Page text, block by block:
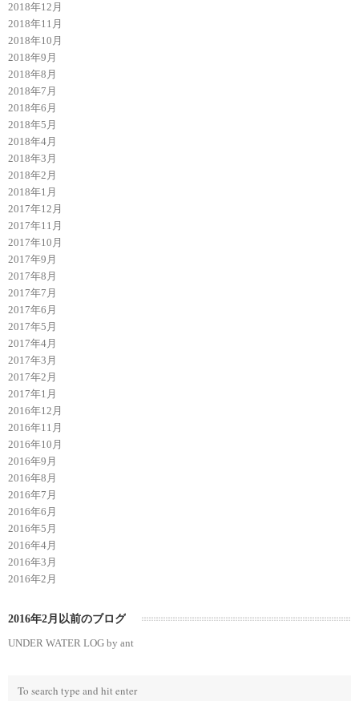
2018年12月
2018年11月
2018年10月
2018年9月
2018年8月
2018年7月
2018年6月
2018年5月
2018年4月
2018年3月
2018年2月
2018年1月
2017年12月
2017年11月
2017年10月
2017年9月
2017年8月
2017年7月
2017年6月
2017年5月
2017年4月
2017年3月
2017年2月
2017年1月
2016年12月
2016年11月
2016年10月
2016年9月
2016年8月
2016年7月
2016年6月
2016年5月
2016年4月
2016年3月
2016年2月
2016年2月以前のブログ
UNDER WATER LOG by ant